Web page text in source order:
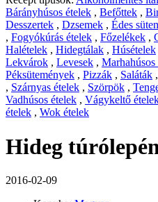
Bárányhúsos ételek , Befőttek ,
Desszertek , Dzsemek , Édes
, Fogyókúrás ételek , Főzelékek ,
Halételek , Hidegtálak , Húsételek
Lekvárok , Levesek , Marhahúsos
Péksütemények , Pizzák , Saláták ,
, Szárnyas ételek , Szörpök ,
Vadhúsos ételek , Vágykeltő
ételek , Wok ételek
Hideg
2016-02-09